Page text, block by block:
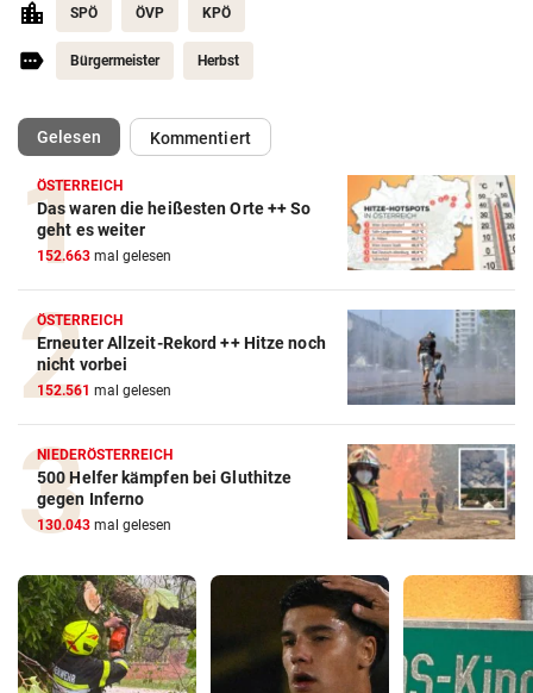
SPÖ ÖVP KPÖ
Bürgermeister Herbst
Gelesen(ausgewählt)Kommentiert
ÖSTERREICH
Das waren die heißesten Orte ++ So
geht es weiter
152.663 mal gelesen
ÖSTERREICH
Erneuter Allzeit-Rekord ++ Hitze noch
nicht vorbei
152.561 mal gelesen
NIEDERÖSTERREICH
500 Helfer kämpfen bei Gluthitze
gegen Inferno
130.043 mal gelesen